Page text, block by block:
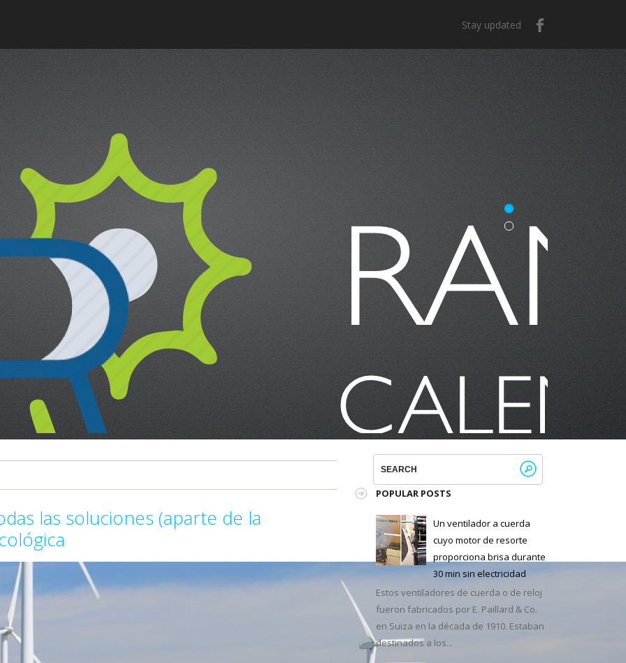
Stay updated
es el mejor calentador solar de México
las soluciones (aparte de la
POPULAR POSTS
Un ventilador a cuerda
cuyo motor de resorte
proporciona brisa durante
30 min sin electricidad
Estos ventiladores de cuerda o de reloj
fueron fabricados por E. Paillard & Co.
en Suiza en la década de 1910. Estaban
destinados a los...